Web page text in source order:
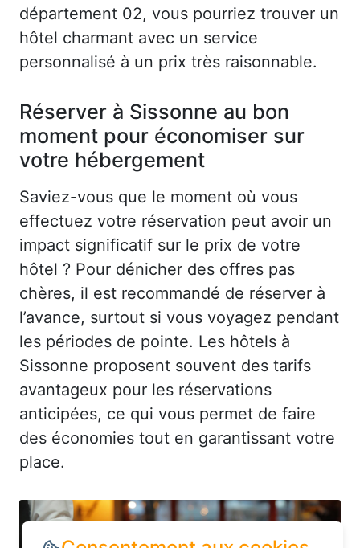
département 02, vous pourriez trouver un
hôtel charmant avec un service
personnalisé à un prix très raisonnable.
Réserver à Sissonne au bon
moment pour économiser sur
votre hébergement
Saviez-vous que le moment où vous
effectuez votre réservation peut avoir un
impact significatif sur le prix de votre
hôtel ? Pour dénicher des offres pas
chères, il est recommandé de réserver à
l’avance, surtout si vous voyagez pendant
les périodes de pointe. Les hôtels à
Sissonne proposent souvent des tarifs
avantageux pour les réservations
anticipées, ce qui vous permet de faire
des économies tout en garantissant votre
place.